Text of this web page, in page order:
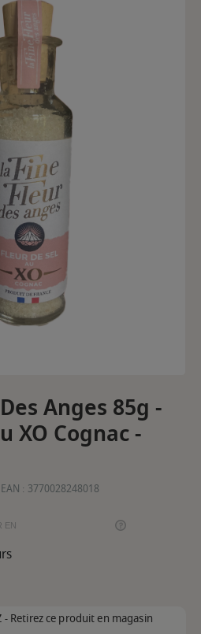
Anges 85g -
XO Cognac -
EAN : 3770028248018
EN
-Retirez ce produit en magasin